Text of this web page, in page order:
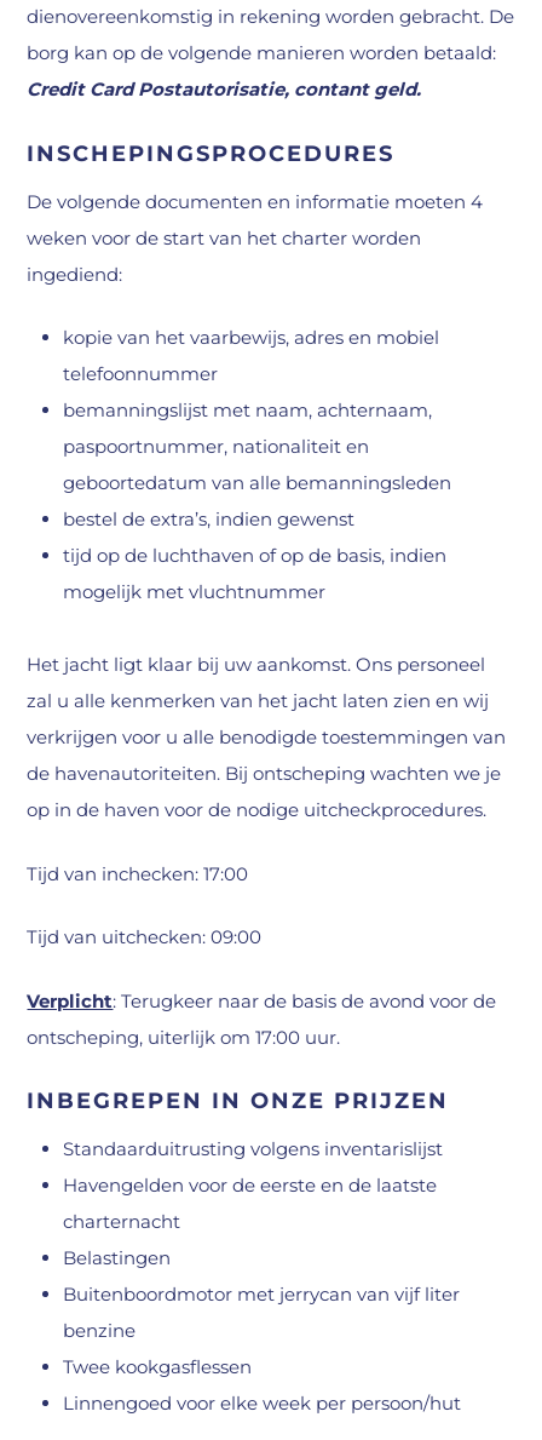
dienovereenkomstig in rekening worden gebracht. De
borg kan op de volgende manieren worden betaald:
Credit Card Postautorisatie, contant geld.
INSCHEPINGSPROCEDURES
De volgende documenten en informatie moeten 4
weken voor de start van het charter worden
ingediend:
kopie van het vaarbewijs, adres en mobiel
telefoonnummer
bemanningslijst met naam, achternaam,
paspoortnummer, nationaliteit en
geboortedatum van alle bemanningsleden
bestel de extra’s, indien gewenst
tijd op de luchthaven of op de basis, indien
mogelijk met vluchtnummer
Het jacht ligt klaar bij uw aankomst. Ons personeel
zal u alle kenmerken van het jacht laten zien en wij
verkrijgen voor u alle benodigde toestemmingen van
de havenautoriteiten. Bij ontscheping wachten we je
op in de haven voor de nodige uitcheckprocedures.
Tijd van inchecken: 17:00
Tijd van uitchecken: 09:00
Verplicht: Terugkeer naar de basis de avond voor de
ontscheping, uiterlijk om 17:00 uur.
INBEGREPEN IN ONZE PRIJZEN
Standaarduitrusting volgens inventarislijst
Havengelden voor de eerste en de laatste
charternacht
Belastingen
Buitenboordmotor met jerrycan van vijf liter
benzine
Twee kookgasflessen
Linnengoed voor elke week per persoon/hut